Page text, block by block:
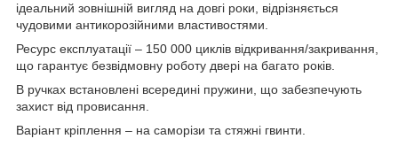
ідеальний зовнішній вигляд на довгі роки, відрізняється
чудовими антикорозійними властивостями.
Ресурс експлуатації – 150 000 циклів відкривання/закривання,
що гарантує безвідмовну роботу двері на багато років.
В ручках встановлені всередині пружини, що забезпечують
захист від провисання.
Варіант кріплення – на саморізи та стяжні гвинти.